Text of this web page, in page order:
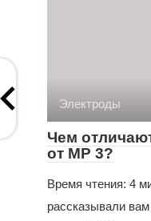
Электроды
Чем
от МР 3?
Время чтения: 4
рассказывали